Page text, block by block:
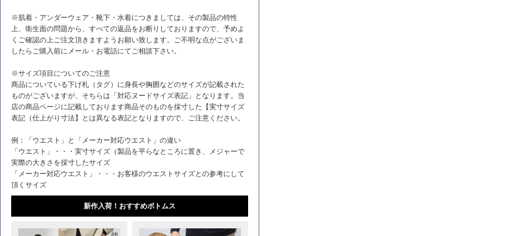
※肌着・アンダーウェア・靴下・水着につきましては、その製品の特性
上、衛生面の問題から、すべての返品をお断りしておりますので、予めよ
くご確認の上ご注文頂きますようお願い致します。ご不明な点がございま
したらご購入前にメール・お電話にてご相談下さい。
※サイズ項目についてのご注意
商品についている下げ札（タグ）に身長や胸囲などのサイズが記載された
ものがございますが、そちらは「対応ヌードサイズ表記」となります。当
店の商品ページに記載しております商品そのものを採寸した【実寸サイズ
表記（仕上がり寸法】とは異なる表記となりますので、ご注意ください。
例：「ウエスト」と「メーカー対応ウエスト」の違い
「ウエスト」・・・実寸サイズ（製品を平らなところに置き、メジャーで
実際の大きさを採寸したサイズ
「メーカー対応ウエスト」・・・お客様のウエストサイズとの参考にして
頂くサイズ
新作入荷！おすすめボトムス